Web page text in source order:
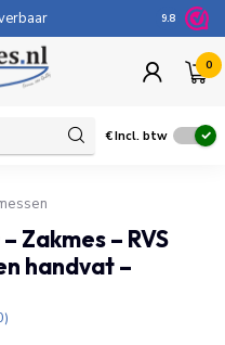
100
9.8
0
€Incl. btw
Zakmes – RVS
handvat –